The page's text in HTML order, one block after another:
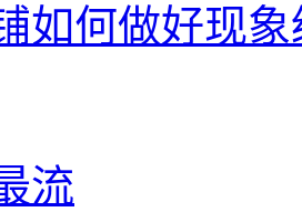
如何做好现
流